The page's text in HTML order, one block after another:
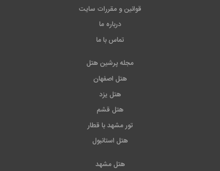
قوانین و مقررات سایت
درباره ما
تماس با ما
مجله پرشین هتل
هتل اصفهان
هتل یزد
هتل قشم
تور مشهد با قطار
هتل استانبول
هتل مشهد